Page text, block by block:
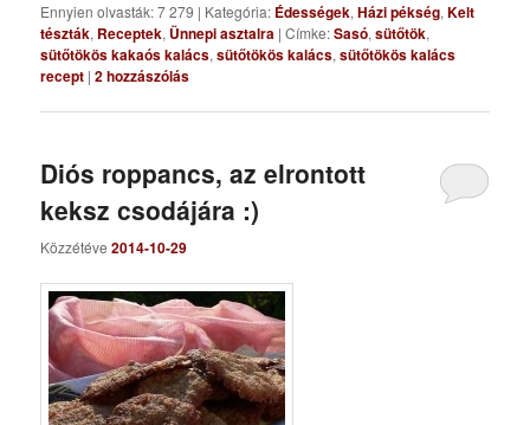
Ennyien olvasták: 7 279 | Kategória: Édességek,Házi pékség,Kelt
tészták, Receptek, Ünnepi asztalra |Címke:Sasó,sütőtök,
sütőtökös kakaós kalács,sütőtökös kalács,sütőtökös kalács
recept |2hozzászólás
Diós roppancs, az elrontott
keksz csodájára :)
Közzétéve2014-10-29